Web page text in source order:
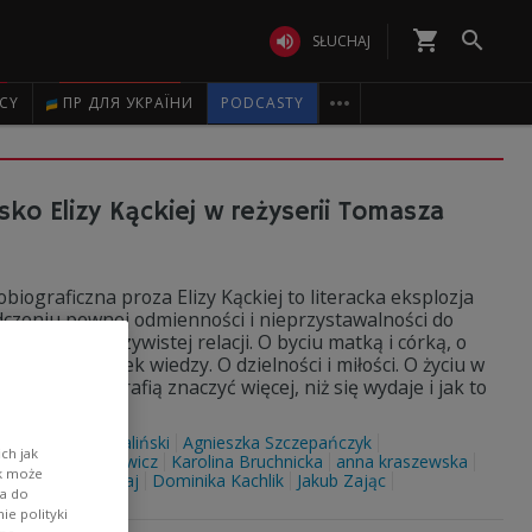
 SŁUCHAJ shopping_cart 
ПР ДЛЯ УКРАЇНИ PODCASTY 
Elizy Kąckiej w reżyserii Tomasza
proza Elizy Kąckiej to literacka eksplozja
pewnej odmienności i nieprzystawalności do
nieoczywistej relacji. O byciu matką i córką, o
ścieżek wiedzy. O dzielności i miłości. O życiu w
słowa potrafią znaczyć więcej, niż się wydaje i jak to
Paweł Szaliński
Agnieszka Szczepańczyk
Anna Grycewicz Karolina Bruchnicka
anna kraszewska
Maria Maj Dominika Kachlik
Jakub Zając
jak
może
do
polityki